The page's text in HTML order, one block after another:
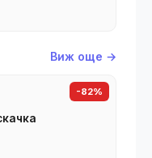
Виж още →
-82%